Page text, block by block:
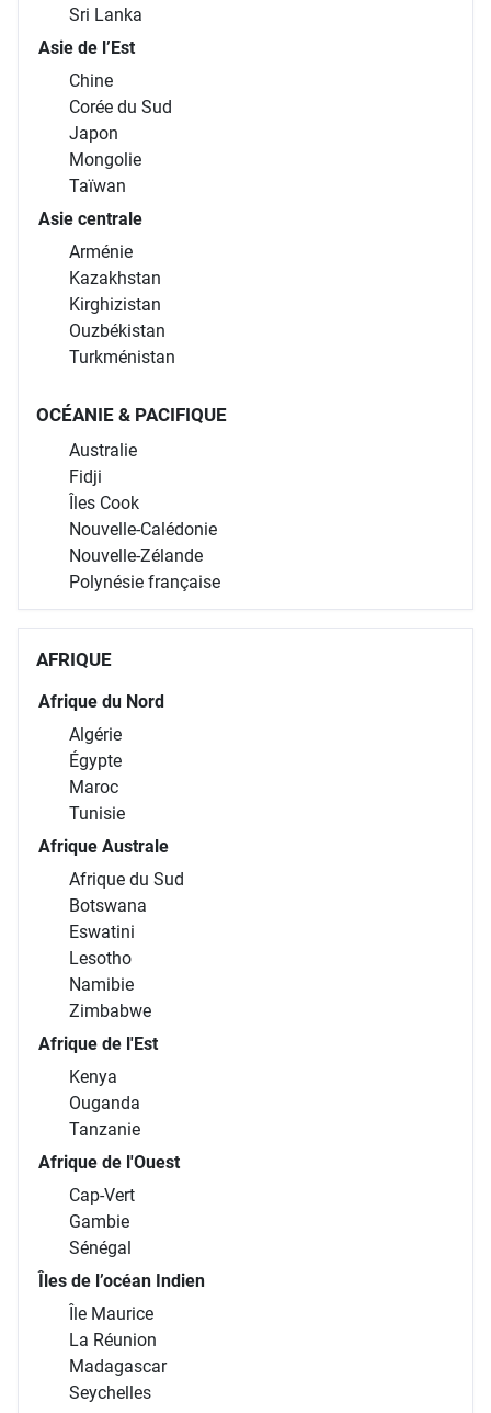
Sri Lanka
Asie de l’Est
Chine
Corée du Sud
Japon
Mongolie
Taïwan
Asie centrale
Arménie
Kazakhstan
Kirghizistan
Ouzbékistan
Turkménistan
OCÉANIE & PACIFIQUE
Australie
Fidji
Îles Cook
Nouvelle-Calédonie
Nouvelle-Zélande
Polynésie française
AFRIQUE
Afrique du Nord
Algérie
Égypte
Maroc
Tunisie
Afrique Australe
Afrique du Sud
Botswana
Eswatini
Lesotho
Namibie
Zimbabwe
Afrique de l'Est
Kenya
Ouganda
Tanzanie
Afrique de l'Ouest
Cap-Vert
Gambie
Sénégal
Îles de l’océan Indien
Île Maurice
La Réunion
Madagascar
Seychelles